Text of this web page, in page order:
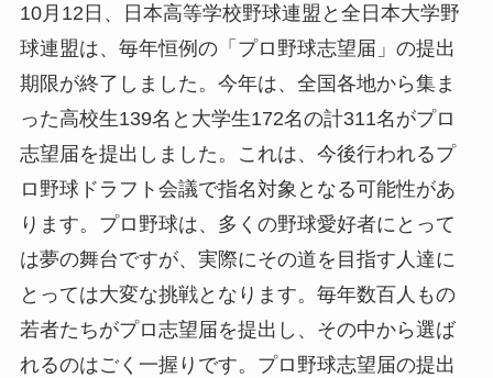
10月12日、日本高等学校野球連盟と全日本大学野
球連盟は、毎年恒例の「プロ野球志望届」の提出
期限が終了しました。今年は、全国各地から集ま
った高校生139名と大学生172名の計311名がプロ
志望届を提出しました。これは、今後行われるプ
ロ野球ドラフト会議で指名対象となる可能性があ
ります。プロ野球は、多くの野球愛好者にとって
は夢の舞台ですが、実際にその道を目指す人達に
とっては大変な挑戦となります。毎年数百人もの
若者たちがプロ志望届を提出し、その中から選ば
れるのはごく一握りです。プロ野球志望届の提出